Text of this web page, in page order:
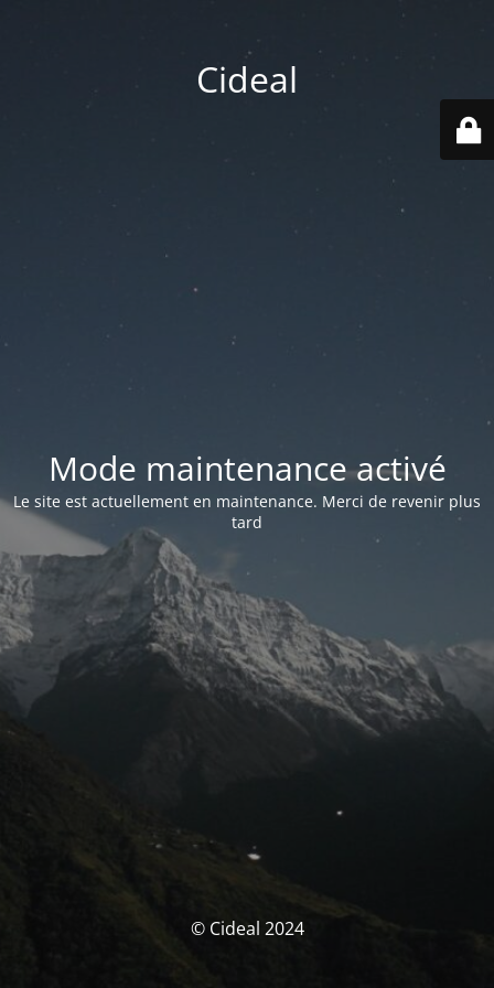
Cideal
Mode maintenance activé
Le site est actuellement en maintenance. Merci de revenir plus
tard
© Cideal 2024